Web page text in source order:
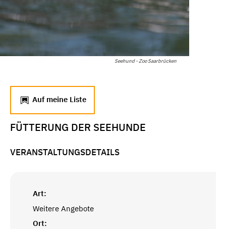
Seehund - Zoo Saarbrücken
Auf meine Liste
FÜTTERUNG DER SEEHUNDE
VERANSTALTUNGSDETAILS
Art:
Weitere Angebote
Ort: